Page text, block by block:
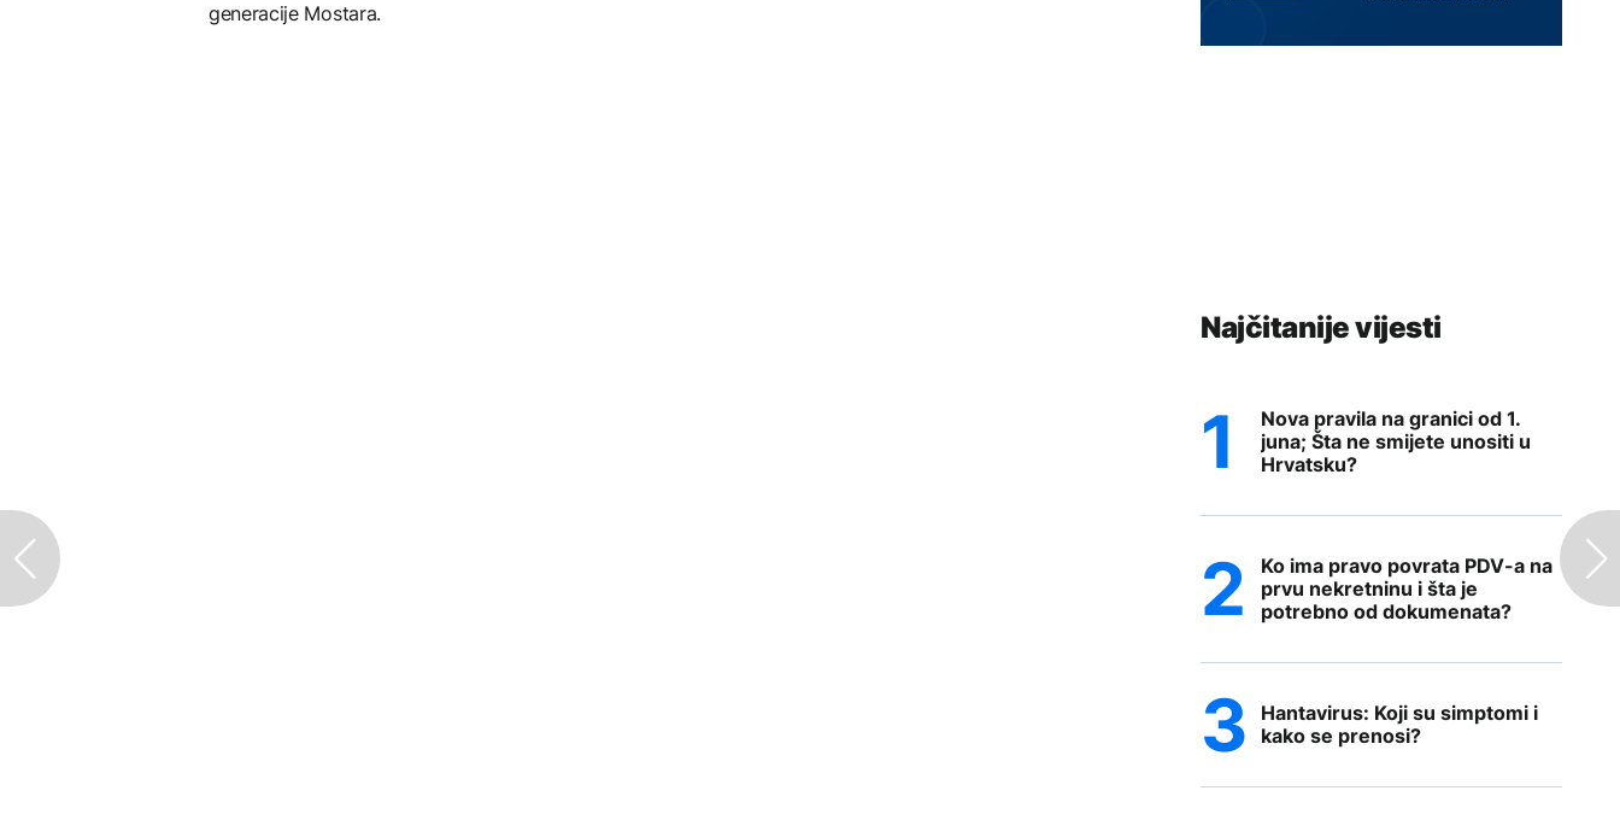
generacije Mostara.
Najčitanije vijesti
Nova pravila na granici od 1.
juna; Šta ne smijete unositi u
Hrvatsku?
Ko ima pravo povrata PDV-a na
prvu nekretninu i šta je
potrebno od dokumenata?
Hantavirus: Koji su simptomi i
kako se prenosi?